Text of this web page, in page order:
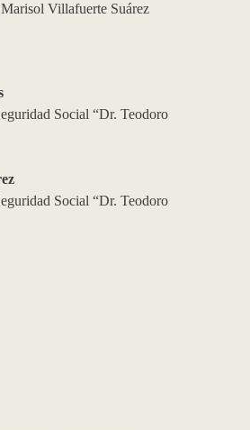
Marisol Villafuerte Suárez
Social “Dr. Teodoro
Social “Dr. Teodoro